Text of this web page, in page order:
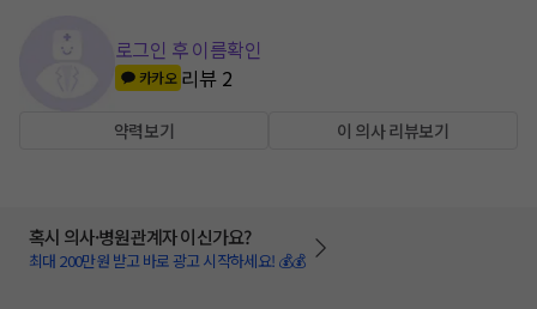
로그인 후 이름확인
카카오 리뷰 2
약력보기 이 의사 리뷰보기
혹시 의사·병원관계자 이신가요?
최대 200만원 받고 바로 광고 시작하세요! 💰💰